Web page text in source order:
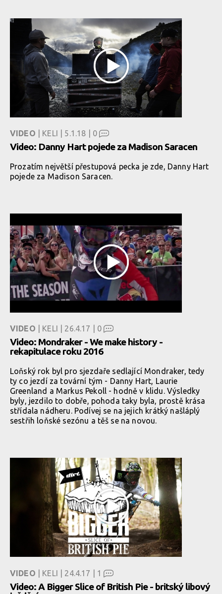
VIDEO | KELI | 5.1.18 | 0
Video: Danny Hart pojede za Madison Saracen
Prozatím největší přestupová pecka je zde, Danny Hart
pojede za Madison Saracen.
VIDEO | KELI | 26.4.17 | 0
Video: Mondraker - We make history -
rekapitulace roku 2016
Loňský rok byl pro sjezdaře sedlající Mondraker, tedy
ty co jezdí za tovární tým - Danny Hart, Laurie
Greenland a Markus Pekoll - hodně v klidu. Výsledky
byly, jezdilo to dobře, pohoda taky byla, prostě krása
střídala nádheru. Podívej se na jejich krátký našláplý
sestřih loňské sezónu a těš se na novou.
VIDEO | KELI | 24.4.17 | 1
Video: A Bigger Slice of British Pie - britský libový